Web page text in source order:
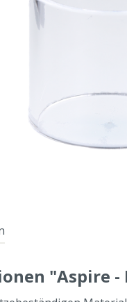
"Aspire -